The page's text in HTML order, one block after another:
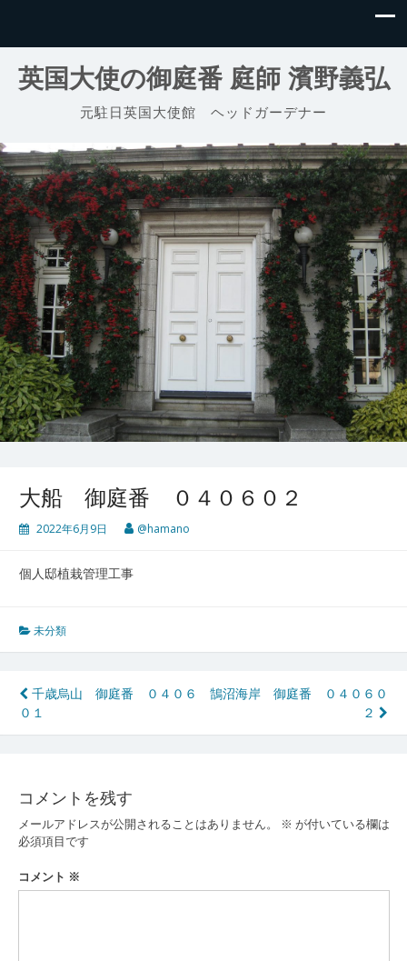
英国大使の御庭番 庭師 濱野義弘
元駐日英国大使館 ヘッドガーデナー
大船 御庭番 ０４０６０２
2022年6月9日 @hamano
個人邸植栽管理工事
未分類
投
稿
ビ
ゲ
ー
シ
千歳烏山 御庭番 ０４０６
０１
鵠沼海岸 御庭番 ０４０６０
２
コメントを残す
メールアドレスが公開されることはありません。 ※ が付いている欄は
必須項目です
コメント ※